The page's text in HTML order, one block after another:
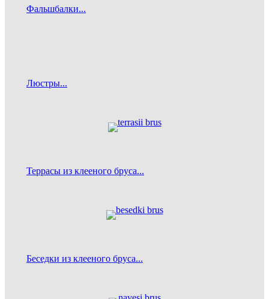
Фальшбалки...
Люстры...
Террасы из клееного бруса...
Беседки из клееного бруса...